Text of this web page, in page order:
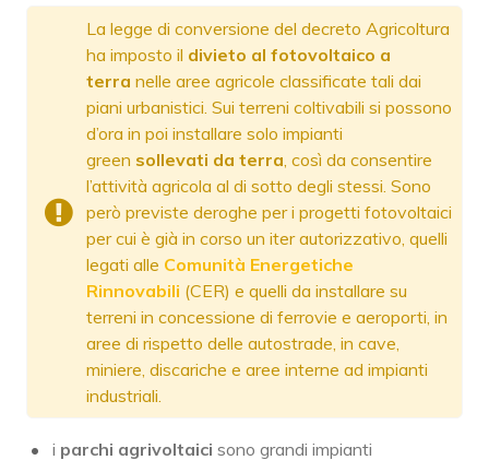
La legge di conversione del decreto Agricoltura
ha imposto il divieto al fotovoltaico a
terra nelle aree agricole classificate tali dai
piani urbanistici. Sui terreni coltivabili si possono
d’ora in poi installare solo impianti
green sollevati da terra , così da consentire
l’attività agricola al di sotto degli stessi. Sono
però previste deroghe per i progetti fotovoltaici
per cui è già in corso un iter autorizzativo, quelli
legati alle Comunità Energetiche
Rinnovabili (CER) e quelli da installare su
terreni in concessione di ferrovie e aeroporti, in
aree di rispetto delle autostrade, in cave,
miniere, discariche e aree interne ad impianti
industriali.
i parchi agrivoltaici sono grandi impianti